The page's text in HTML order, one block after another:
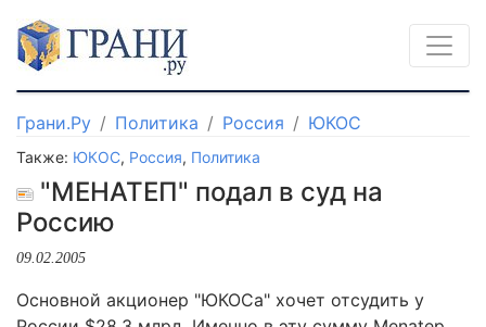
Грани.Ру Политика Россия ЮКОС
Также: ЮКОС, Россия, Политика
"МЕНАТЕП" подал в суд на
Россию
09.02.2005
Основной акционер "ЮКОСа" хочет отсудить у